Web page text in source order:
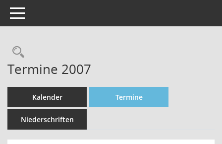
Toggle navigation
Rechercheauswahl
Termine 2007
Kalender Termine
Niederschriften